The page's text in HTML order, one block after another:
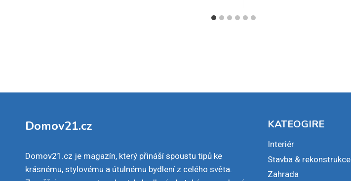
Domov21.cz
Domov21.cz je magazín, který přináší spoustu tipů ke
krásnému, stylovému a útulnému bydlení z celého světa.
KATEOGIRE
Interiér
Stavba & rekonstrukce
Zahrada